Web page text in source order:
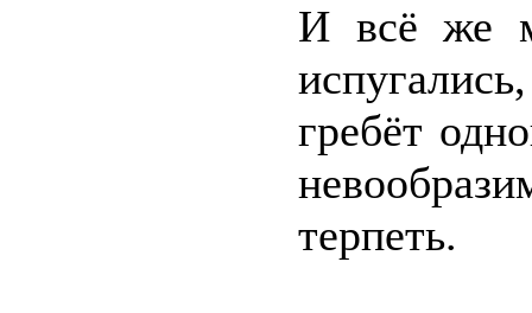
И всё же
гребёт
терпеть.